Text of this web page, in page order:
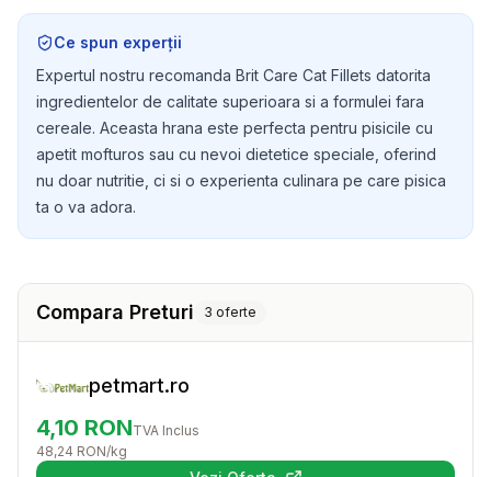
ingrediente atent selectionate, fiecare plic este o
marturie a iubirii tale pentru pisica.
Ce spun experții
Expertul nostru recomanda Brit Care Cat Fillets datorita
ingredientelor de calitate superioara si a formulei fara
cereale. Aceasta hrana este perfecta pentru pisicile cu
apetit mofturos sau cu nevoi dietetice speciale, oferind
nu doar nutritie, ci si o experienta culinara pe care pisica
ta o va adora.
Compara Preturi 3 oferte
petmart.ro
4,10 RONTVA Inclus
48,24 RON/kg